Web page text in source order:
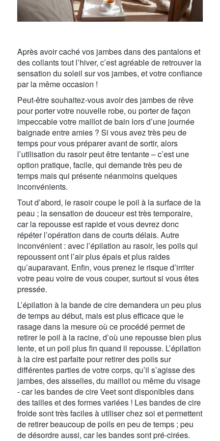
Après avoir caché vos jambes dans des pantalons et
des collants tout l’hiver, c’est agréable de retrouver la
sensation du soleil sur vos jambes, et votre confiance
par la même occasion !
Peut-être souhaitez-vous avoir des jambes de rêve
pour porter votre nouvelle robe, ou porter de façon
impeccable votre maillot de bain lors d’une journée
baignade entre amies ? Si vous avez très peu de
temps pour vous préparer avant de sortir, alors
l’utilisation du rasoir peut être tentante – c’est une
option pratique, facile, qui demande très peu de
temps mais qui présente néanmoins quelques
inconvénients.
Tout d’abord, le rasoir coupe le poil à la surface de la
peau ; la sensation de douceur est très temporaire,
car la repousse est rapide et vous devrez donc
répéter l’opération dans de courts délais. Autre
inconvénient : avec l’épilation au rasoir, les poils qui
repoussent ont l’air plus épais et plus raides
qu’auparavant. Enfin, vous prenez le risque d’irriter
votre peau voire de vous couper, surtout si vous êtes
pressée.
L’épilation à la bande de cire demandera un peu plus
de temps au début, mais est plus efficace que le
rasage dans la mesure où ce procédé permet de
retirer le poil à la racine, d’où une repousse bien plus
lente, et un poil plus fin quand il repousse. L’épilation
à la cire est parfaite pour retirer des poils sur
différentes parties de votre corps, qu’il s’agisse des
jambes, des aisselles, du maillot ou même du visage
- car les bandes de cire Veet sont disponibles dans
des tailles et des formes variées ! Les bandes de cire
froide sont très faciles à utiliser chez soi et permettent
de retirer beaucoup de poils en peu de temps ; peu
de désordre aussi, car les bandes sont pré-cirées.